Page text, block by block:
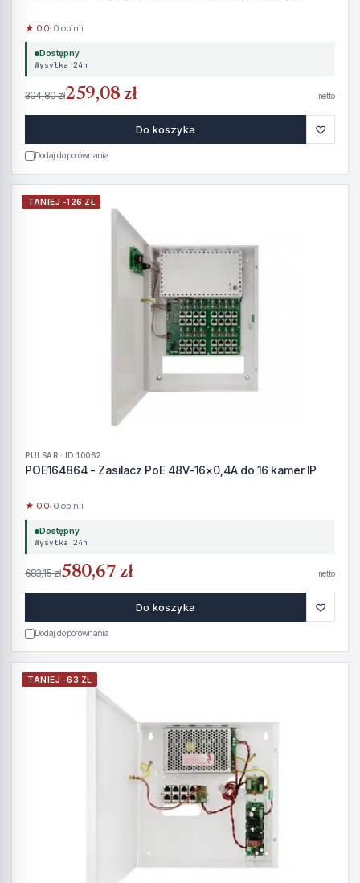
★ 0.0· 0 opinii
Dostępny
Wysyłka 24h
304,80 zł259,08 zł netto
Do koszyka ♡
Dodaj do porównania
TANIEJ -126 ZŁ
PULSAR · ID 10062
POE164864 - Zasilacz PoE 48V-16x0,4A do 16 kamer IP
★ 0.0· 0 opinii
Dostępny
Wysyłka 24h
683,15 zł580,67 zł netto
Do koszyka ♡
Dodaj do porównania
TANIEJ -63 ZŁ